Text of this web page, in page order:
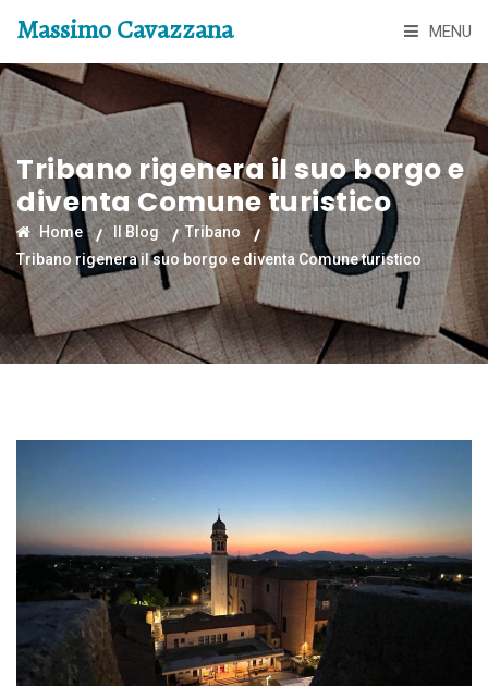
Massimo Cavazzana MENU
Tribano rigenera il suo borgo e
diventa Comune turistico
Home Il Blog
Tribano
Tribano rigenera il suo borgo e diventa Comune turistico